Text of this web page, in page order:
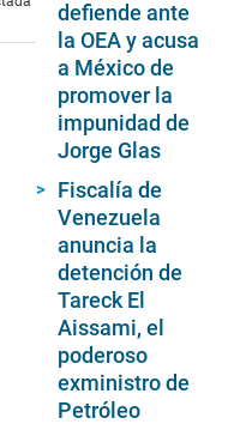
defiende ante
la OEA y acusa
a México de
promover la
impunidad de
Jorge Glas
Fiscalía de
Venezuela
anuncia la
detención de
Tareck El
Aissami, el
poderoso
exministro de
Petróleo